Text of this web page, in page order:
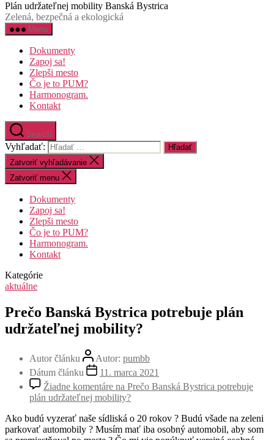
Plán udržateľnej mobility Banská Bystrica
Zelená, bezpečná a ekologická
Menu
Dokumenty
Zapoj sa!
Zlepši mesto
Čo je to PUM?
Harmonogram.
Kontakt
Search
Vyhľadať:
Zatvoriť vyhľadávanie
Zatvoriť menu
Dokumenty
Zapoj sa!
Zlepši mesto
Čo je to PUM?
Harmonogram.
Kontakt
Kategórie
aktuálne
Prečo Banská Bystrica potrebuje plán
udržateľnej mobility?
Autor článku Autor: pumbb
Dátum článku
11. marca 2021
Žiadne komentáre na Prečo Banská Bystrica potrebuje
plán udržateľnej mobility?
Ako budú vyzerať naše sídliská o 20 rokov ? Budú všade na zeleni
parkovať automobily ? Musím mať iba osobný automobil, aby som